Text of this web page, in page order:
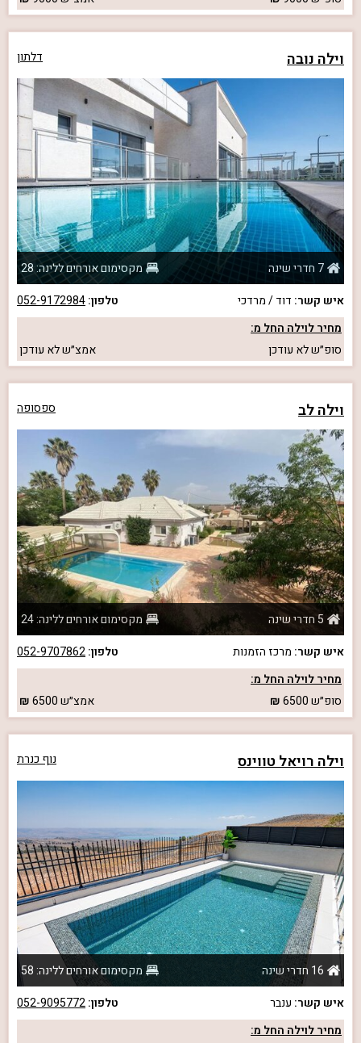
וילה נובה דלתון
7 חדרי שינה
מקסימום אורחים ללינה: 28
איש קשר: דוד / מרדכי טלפון:052-9172984
מחיר לוילה החל מ:
סופ״שלא עודכן אמצ״שלא עודכן
וילה לב ספסופה
5 חדרי שינה
מקסימום אורחים ללינה: 24
איש קשר: מרכז הזמנות טלפון:052-9707862
מחיר לוילה החל מ:
סופ״ש6500 אמצ״ש6500
וילה רויאל טווינס נוף כנרת
16 חדרי שינה
מקסימום אורחים ללינה: 58
איש קשר: ענבר טלפון:052-9095772
מחיר לוילה החל מ: